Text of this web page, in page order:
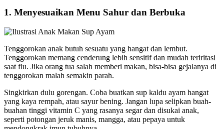
1. Menyesuaikan Menu Sahur dan Berbuka
Tenggorokan anak butuh sesuatu yang hangat dan lembut.
Tenggorokan memang cenderung lebih sensitif dan mudah teriritasi
saat flu. Jika orang tua salah memberi makan, bisa-bisa gejalanya di
tenggorokan malah semakin parah.
Singkirkan dulu gorengan. Coba buatkan sup kaldu ayam hangat
yang kaya rempah, atau sayur bening. Jangan lupa selipkan buah-
buahan tinggi vitamin C yang rasanya segar dan disukai anak,
seperti potongan jeruk manis, mangga, atau pepaya untuk